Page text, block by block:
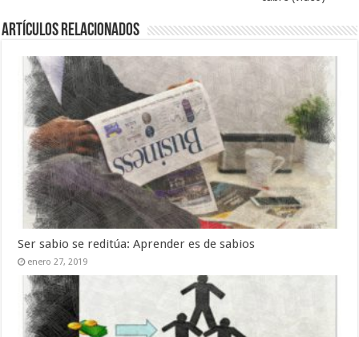
Artículos relacionados
Ser sabio se reditúa: Aprender es de sabios
enero 27, 2019